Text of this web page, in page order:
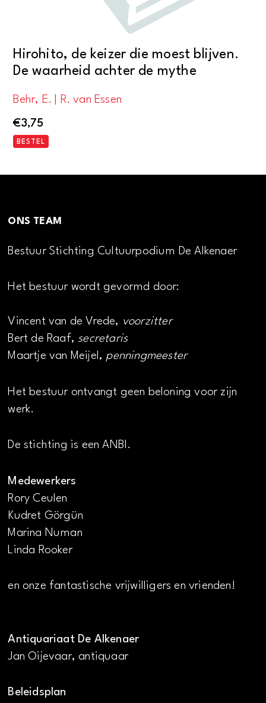
Hirohito, de keizer die moest blijven.
De waarheid achter de mythe
Behr, E. | R. van Essen
€3,75
BESTEL
ONS TEAM
Bestuur Stichting Cultuurpodium De Alkenaer
Het bestuur wordt gevormd door:
Vincent van de Vrede, voorzitter
Bert de Raaf, secretaris
Maartje van Meijel, penningmeester
Het bestuur ontvangt geen beloning voor zijn
werk.
De stichting is een ANBI.
Medewerkers
Rory Ceulen
Kudret Görgün
Marina Numan
Linda Rooker
en onze fantastische vrijwilligers en vrienden!
Antiquariaat De Alkenaer
Jan Oijevaar, antiquaar
Beleidsplan